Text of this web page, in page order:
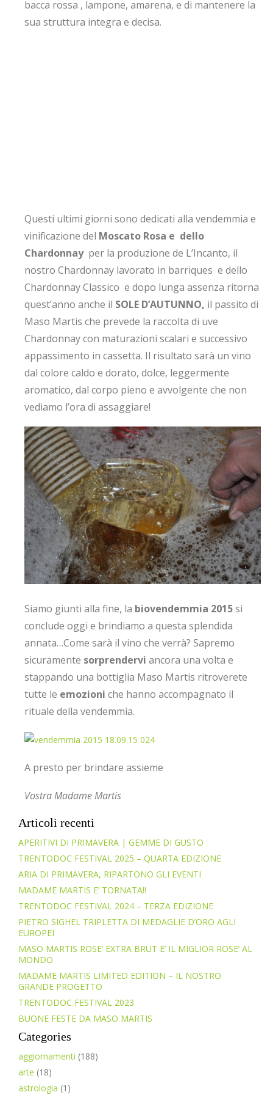
bacca rossa , lampone, amarena, e di mantenere la
sua struttura integra e decisa.
Questi ultimi giorni sono dedicati alla vendemmia e
vinificazione del Moscato Rosa e dello
Chardonnayper la produzione de L’Incanto, il
nostro Chardonnay lavorato in barriques e dello
Chardonnay Classico e dopo lunga assenza ritorna
quest’anno anche il SOLE D’AUTUNNO, il passito di
Maso Martis che prevede la raccolta di uve
Chardonnay con maturazioni scalari e successivo
appassimento in cassetta. Il risultato sarà un vino
dal colore caldo e dorato, dolce, leggermente
aromatico, dal corpo pieno e avvolgente che non
vediamo l’ora di assaggiare!
Siamo giunti alla fine, la biovendemmia 2015si
conclude oggi e brindiamo a questa splendida
annata…Come sarà il vino che verrà? Sapremo
sicuramente sorprendervi ancora una volta e
stappando una bottiglia Maso Martis ritroverete
tutte le emozioni che hanno accompagnato il
rituale della vendemmia.
A presto per brindare assieme
Vostra Madame Martis
Articoli recenti
APERITIVI DI PRIMAVERA | GEMME DI GUSTO
TRENTODOC FESTIVAL 2025 – QUARTA EDIZIONE
ARIA DI PRIMAVERA, RIPARTONO GLI EVENTI
MADAME MARTIS E’ TORNATA!!
TRENTODOC FESTIVAL 2024 – TERZA EDIZIONE
PIETRO SIGHEL TRIPLETTA DI MEDAGLIE D’ORO AGLI
EUROPEI
MASO MARTIS ROSE’ EXTRA BRUT E’ IL MIGLIOR ROSE’ AL
MONDO
MADAME MARTIS LIMITED EDITION – IL NOSTRO
GRANDE PROGETTO
TRENTODOC FESTIVAL 2023
BUONE FESTE DA MASO MARTIS
Categories
aggiornamenti (188)
arte (18)
astrologia (1)